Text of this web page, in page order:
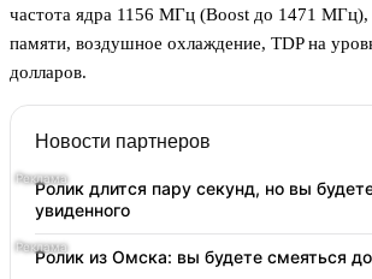
частота ядра 1156 МГц (Boost до 1471
памяти, воздушное охлаждение, TDP на
долларов.
Новости партнеров
Ролик длится пару секунд, но вы
увиденного
Ролик из Омска: вы будете смеяться